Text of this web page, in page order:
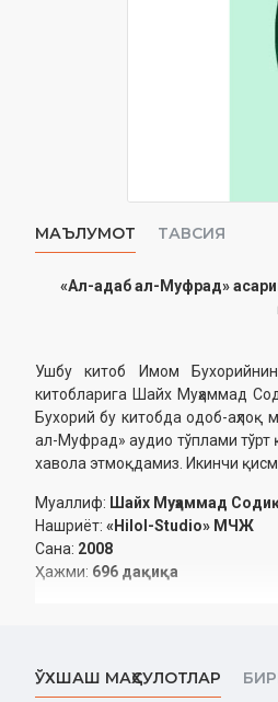
МАЪЛУМОТ ТАВСИЯ
«Ал-адаб ал-Муфрад»
Ушбу китоб Имом
китобларига Шайх Муҳаммад
Бухорий бу китобда одоб-аҳлоқ
ал-Муфрад» аудио тўплами тўрт
хавола этмоқдамиз. Икинчи
Муаллиф: Шайх Муҳаммад
Нашриёт: «Hilol-Studio» МЧЖ
Сана: 2008
Ҳажми: 696 дақиқа
ЎХШАШ МАҲСУЛОТЛАР